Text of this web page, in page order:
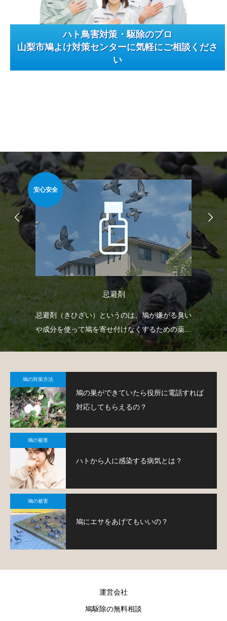
ハト鳥害対策・駆除のプロ
山梨市鳩よけ対策センターに気軽にご相談くださ
い
安心安全
忌避剤
忌避剤（きひざい）というのは、鳩が嫌がる臭い
や成分を使って鳩を寄せ付けなくするための薬剤
で、様々なタイプのものがあります。
鳩の対策方法
鳩の巣ができていたら役所に電話すれば
対応してもらえるの？
鳩の被害
ハトから人に感染する病気とは？
鳩の被害
鳩にエサをあげてもいいの？
運営会社
鳩駆除の無料相談